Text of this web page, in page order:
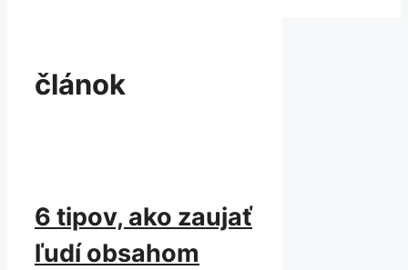
článok
6 tipov, ako zaujať
ľudí obsahom